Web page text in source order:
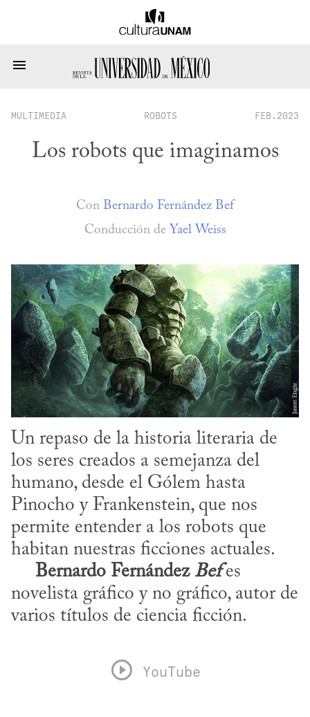
MULTIMEDIA ROBOTS FEB.2023
Los robots que imaginamos
Con Bernardo Fernández Bef
Conducción de Yael Weiss
Un repaso de la historia literaria de
los seres creados a semejanza del
humano, desde el Gólem hasta
Pinocho y Frankenstein, que nos
permite entender a los robots que
habitan nuestras ficciones actuales.
Bernardo Fernández Bef es
novelista gráfico y no gráfico, autor de
varios títulos de ciencia ficción.
YouTube